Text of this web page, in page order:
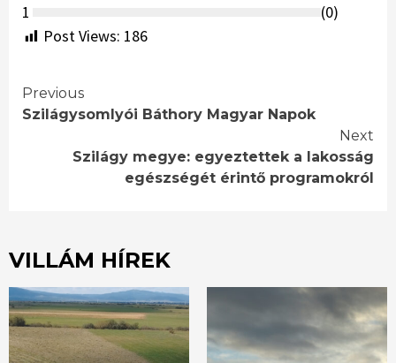
1
(0)
Post Views: 186
Continue
Previous
Szilágysomlyói Báthory Magyar Napok
Next
Szilágy megye: egyeztettek a lakosság
egészségét érintő programokról
VILLÁM HÍREK